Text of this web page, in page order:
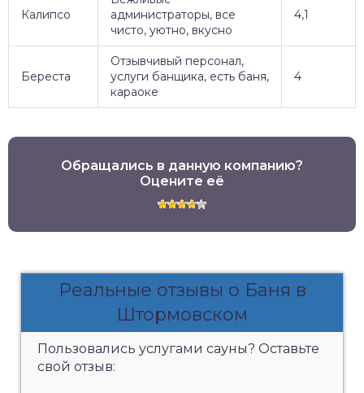
Калипсо
администраторы, все
чисто, уютно, вкусно
4,1
Береста
Отзывчивый персонал,
услуги банщика, есть баня,
караоке
4
Обращались в данную компанию?
Оцените её
Реальные отзывы о Баня в
Штормовском
Пользовались услугами сауны? Оставьте
свой отзыв: